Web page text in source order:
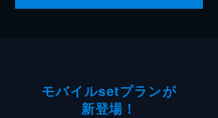
モバイルsetプランが
新登場！